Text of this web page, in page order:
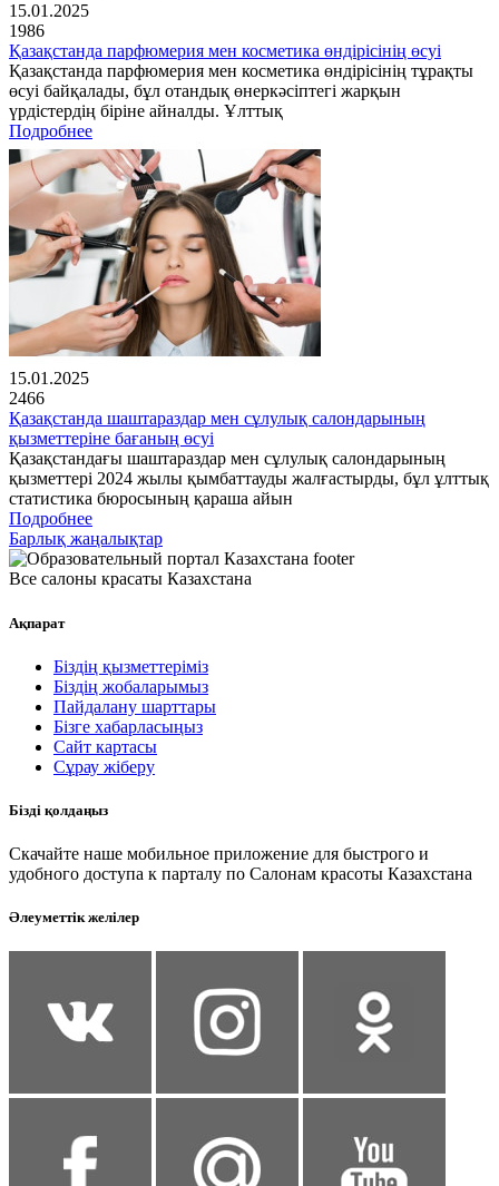
15.01.2025
1986
Қазақстанда парфюмерия мен косметика өндірісінің өсуі
Қазақстанда парфюмерия мен косметика өндірісінің тұрақты
өсуі байқалады, бұл отандық өнеркәсіптегі жарқын
үрдістердің біріне айналды. Ұлттық
Подробнее
15.01.2025
2466
Қазақстанда шаштараздар мен сұлулық салондарының
қызметтеріне бағаның өсуі
Қазақстандағы шаштараздар мен сұлулық салондарының
қызметтері 2024 жылы қымбаттауды жалғастырды, бұл ұлттық
статистика бюросының қараша айын
Подробнее
Барлық жаңалықтар
Все салоны красаты Казахстана
Ақпарат
Біздің қызметтеріміз
Біздің жобаларымыз
Пайдалану шарттары
Бізге хабарласыңыз
Сайт картасы
Сұрау жіберу
Бізді қолдаңыз
Скачайте наше мобильное приложение для быстрого и
удобного доступа к парталу по Салонам красоты Казахстана
Әлеуметтік желілер